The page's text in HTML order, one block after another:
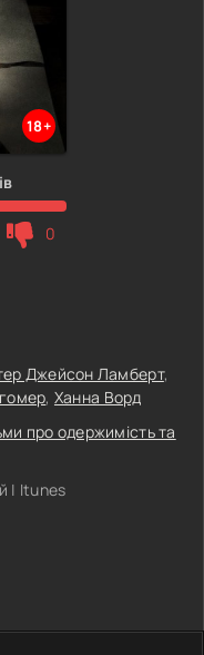
18+
0
Джейсон Ламберт,
, Ханна Ворд
про одержимість та
| Itunes